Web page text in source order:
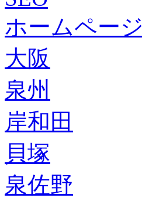
ホームページ
大阪
泉州
岸和田
貝塚
泉佐野